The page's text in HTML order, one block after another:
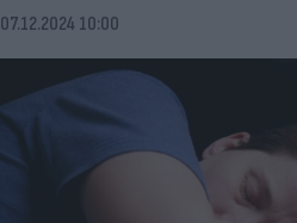
07.12.2024 10:00